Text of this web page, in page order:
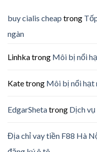
buy cialis cheap trong
ngàn
Linhkatrong Môi bị nổi
Katetrong Môi bị nổi hạt
EdgarShetatrong Dịch
Địa chỉ vay tiền F88 Hà